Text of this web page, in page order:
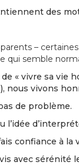
des
parents –
qui semble
« vivre sa vie
nous vivons
de problème.
l’idée
confiance à
avec sérénité